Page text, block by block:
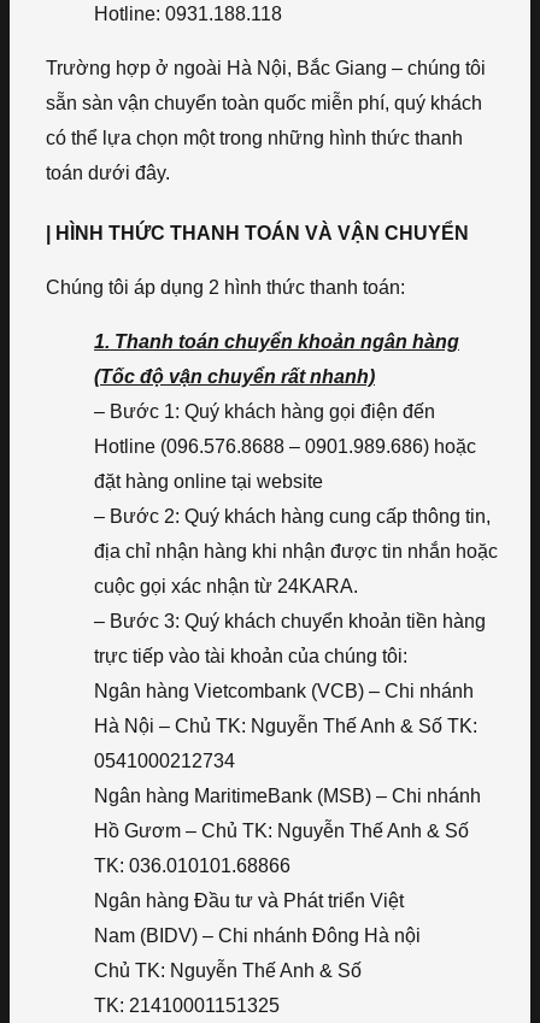
Hotline: 0931.188.118
Trường hợp ở ngoài Hà Nội, Bắc Giang – chúng tôi
sẵn sàn vận chuyển toàn quốc miễn phí, quý khách
có thể lựa chọn một trong những hình thức thanh
toán dưới đây.
| HÌNH THỨC THANH TOÁN VÀ VẬN CHUYỂN
Chúng tôi áp dụng 2 hình thức thanh toán:
1. Thanh toán chuyển khoản ngân hàng
(Tốc độ vận chuyển rất nhanh)
– Bước 1: Quý khách hàng gọi điện đến
Hotline (096.576.8688 – 0901.989.686) hoặc
đặt hàng online tại website
– Bước 2: Quý khách hàng cung cấp thông tin,
địa chỉ nhận hàng khi nhận được tin nhắn hoặc
cuộc gọi xác nhận từ 24KARA.
– Bước 3: Quý khách chuyển khoản tiền hàng
trực tiếp vào tài khoản của chúng tôi:
Ngân hàng Vietcombank (VCB) – Chi nhánh
Hà Nội – Chủ TK: Nguyễn Thế Anh & Số TK:
0541000212734
Ngân hàng MaritimeBank (MSB) – Chi nhánh
Hồ Gươm – Chủ TK: Nguyễn Thế Anh & Số
TK: 036.010101.68866
Ngân hàng Đầu tư và Phát triển Việt
Nam (BIDV) – Chi nhánh Đông Hà nội
Chủ TK: Nguyễn Thế Anh & Số
TK: 21410001151325